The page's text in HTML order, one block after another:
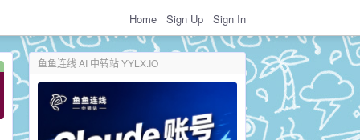
Home Sign Up Sign In
鱼鱼连线 AI 中转站 YYLX.IO